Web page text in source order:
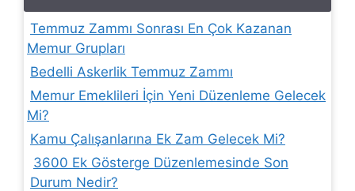
Temmuz Zammı Sonrası En Çok Kazanan
Memur Grupları
Bedelli Askerlik Temmuz Zammı
Memur Emeklileri İçin Yeni Düzenleme Gelecek
Mi?
Kamu Çalışanlarına Ek Zam Gelecek Mi?
3600 Ek Gösterge Düzenlemesinde Son
Durum Nedir?